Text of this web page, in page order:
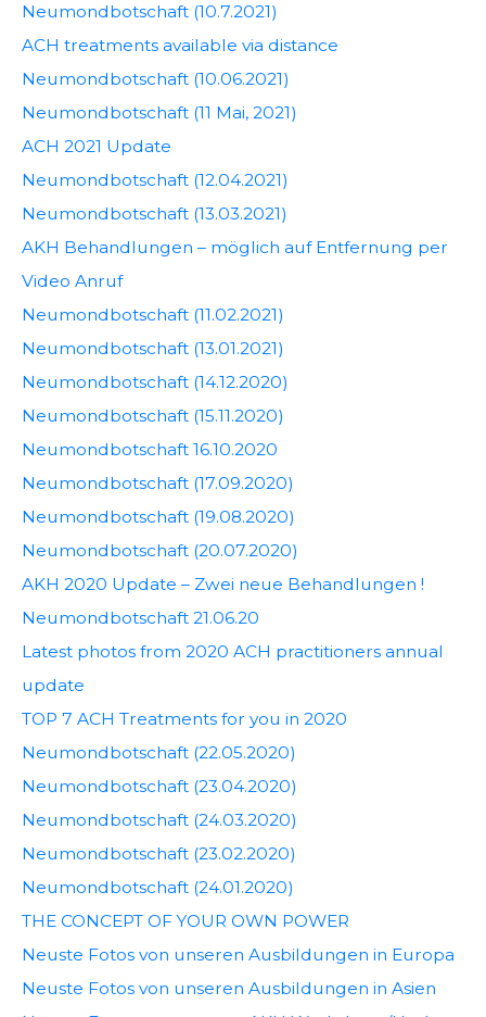
Neumondbotschaft (10.7.2021)
ACH treatments available via distance
Neumondbotschaft (10.06.2021)
Neumondbotschaft (11 Mai, 2021)
ACH 2021 Update
Neumondbotschaft (12.04.2021)
Neumondbotschaft (13.03.2021)
AKH Behandlungen – möglich auf Entfernung per
Video Anruf
Neumondbotschaft (11.02.2021)
Neumondbotschaft (13.01.2021)
Neumondbotschaft (14.12.2020)
Neumondbotschaft (15.11.2020)
Neumondbotschaft 16.10.2020
Neumondbotschaft (17.09.2020)
Neumondbotschaft (19.08.2020)
Neumondbotschaft (20.07.2020)
AKH 2020 Update – Zwei neue Behandlungen !
Neumondbotschaft 21.06.20
Latest photos from 2020 ACH practitioners annual
update
TOP 7 ACH Treatments for you in 2020
Neumondbotschaft (22.05.2020)
Neumondbotschaft (23.04.2020)
Neumondbotschaft (24.03.2020)
Neumondbotschaft (23.02.2020)
Neumondbotschaft (24.01.2020)
THE CONCEPT OF YOUR OWN POWER
Neuste Fotos von unseren Ausbildungen in Europa
Neuste Fotos von unseren Ausbildungen in Asien